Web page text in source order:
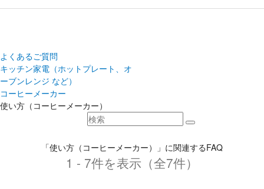
よくあるご質問
キッチン家電（ホットプレート、オ
ーブンレンジ など）
コーヒーメーカー
使い方（コーヒーメーカー）
「使い方（コーヒーメーカー）」に関連するFAQ
1 - 7件を表示（全7件）